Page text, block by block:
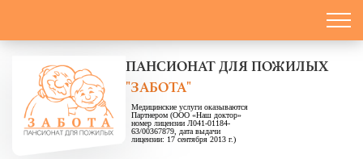
ПАНСИОНАТ ДЛЯ ПОЖИЛЫХ
"ЗАБОТА"
Медицинские услуги оказываются
Партнером (ООО «Наш доктор»
номер лицензии Л041-01184-
63/00367879, дата выдачи
лицензии: 17 сентября 2013 г.)